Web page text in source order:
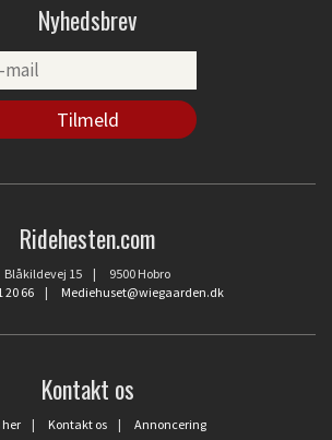
Nyhedsbrev
Ridehesten.com
Blåkildevej 15 | 9500 Hobro
20 66| Mediehuset@wiegaarden.dk
Kontakt os
her | Kontakt os | Annoncering